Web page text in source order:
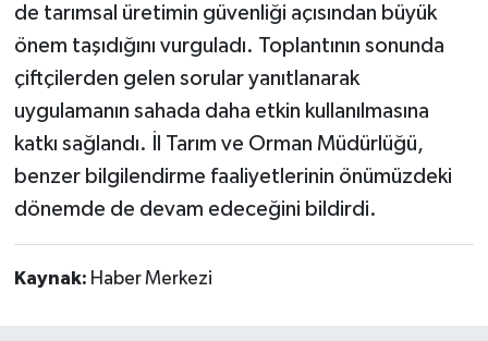
de tarımsal üretimin güvenliği açısından büyük
önem taşıdığını vurguladı. Toplantının sonunda
çiftçilerden gelen sorular yanıtlanarak
uygulamanın sahada daha etkin kullanılmasına
katkı sağlandı. İl Tarım ve Orman Müdürlüğü,
benzer bilgilendirme faaliyetlerinin önümüzdeki
dönemde de devam edeceğini bildirdi.
Kaynak: Haber Merkezi